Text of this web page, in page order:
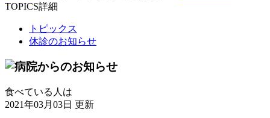
TOPICS詳細
トピックス
休診のお知らせ
食べている人は
2021年03月03日 更新